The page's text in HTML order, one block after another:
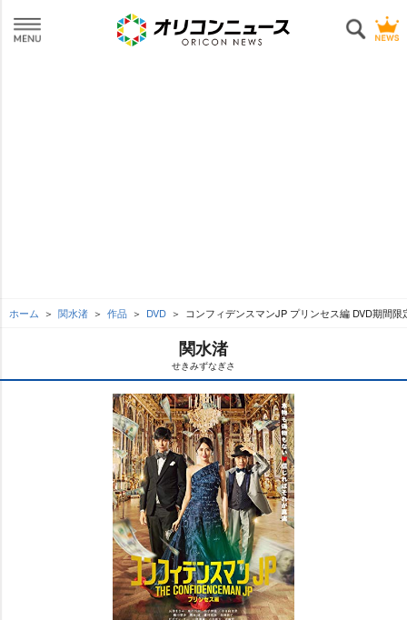
ホーム 関水渚 作品 DVD コンフィデンスマンJP プリンセス編 DVD期間限
関水渚
せきみずなぎさ